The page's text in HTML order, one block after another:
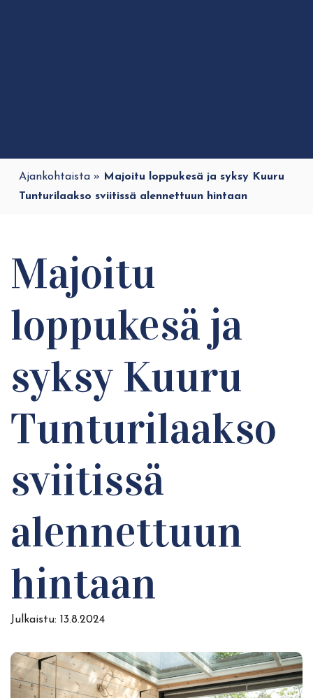
Ajankohtaista » Majoitu loppukesä ja syksy Kuuru
Tunturilaakso sviitissä alennettuun hintaan
Majoitu
loppukesä ja
syksy Kuuru
Tunturilaakso
sviitissä
alennettuun
hintaan
Julkaistu: 13.8.2024